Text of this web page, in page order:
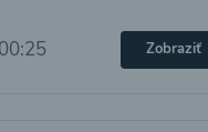
00:25 Zobraziť